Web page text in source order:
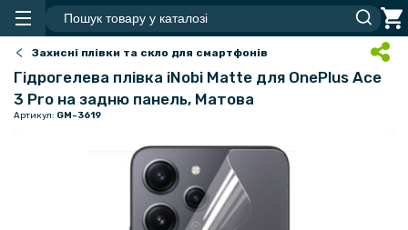
Захисні плівки та скло для смартфонів
Гідрогелева плівка iNobi Matte для OnePlus Ace
3 Pro на задню панель, Матова
Артикул: GM-3619